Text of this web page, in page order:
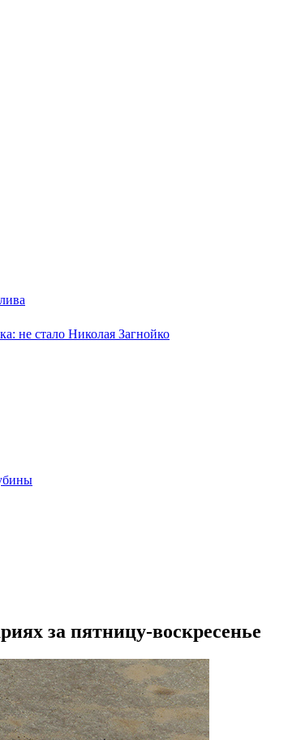
не стало Николая Загнойко
за пятницу-воскресенье